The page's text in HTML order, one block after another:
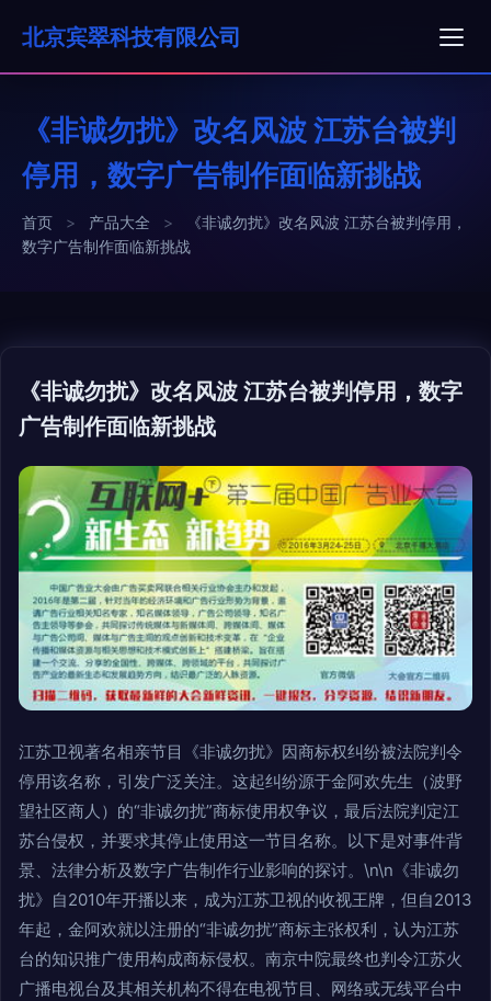
北京宾翠科技有限公司
《非诚勿扰》改名风波 江苏台被判
停用，数字广告制作面临新挑战
首页 > 产品大全 >
《非诚勿扰》改名风波 江苏台被判停用，
数字广告制作面临新挑战
《非诚勿扰》改名风波 江苏台被判停用，数字
广告制作面临新挑战
江苏卫视著名相亲节目《非诚勿扰》因商标权纠纷被法院判令
停用该名称，引发广泛关注。这起纠纷源于金阿欢先生（波野
望社区商人）的“非诚勿扰”商标使用权争议，最后法院判定江
苏台侵权，并要求其停止使用这一节目名称。以下是对事件背
景、法律分析及数字广告制作行业影响的探讨。\n\n《非诚勿
扰》自2010年开播以来，成为江苏卫视的收视王牌，但自2013
年起，金阿欢就以注册的“非诚勿扰”商标主张权利，认为江苏
台的知识推广使用构成商标侵权。南京中院最终也判令江苏火
广播电视台及其相关机构不得在电视节目、网络或无线平台中